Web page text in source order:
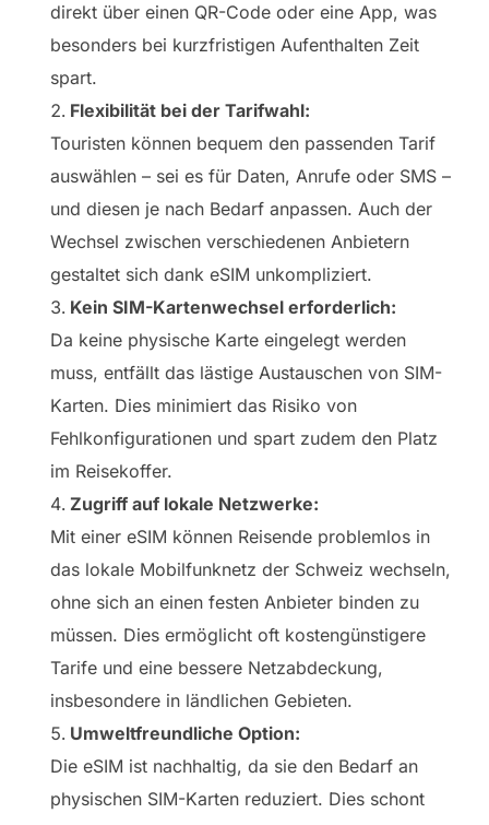
direkt über einen QR-Code oder eine App, was
besonders bei kurzfristigen Aufenthalten Zeit
spart.
Flexibilität bei der Tarifwahl:
Touristen können bequem den passenden Tarif
auswählen – sei es für Daten, Anrufe oder SMS –
und diesen je nach Bedarf anpassen. Auch der
Wechsel zwischen verschiedenen Anbietern
gestaltet sich dank eSIM unkompliziert.
Kein SIM-Kartenwechsel erforderlich:
Da keine physische Karte eingelegt werden
muss, entfällt das lästige Austauschen von SIM-
Karten. Dies minimiert das Risiko von
Fehlkonfigurationen und spart zudem den Platz
im Reisekoffer.
Zugriff auf lokale Netzwerke:
Mit einer eSIM können Reisende problemlos in
das lokale Mobilfunknetz der Schweiz wechseln,
ohne sich an einen festen Anbieter binden zu
müssen. Dies ermöglicht oft kostengünstigere
Tarife und eine bessere Netzabdeckung,
insbesondere in ländlichen Gebieten.
Umweltfreundliche Option:
Die eSIM ist nachhaltig, da sie den Bedarf an
physischen SIM-Karten reduziert. Dies schont